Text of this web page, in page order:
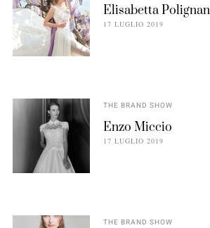
Elisabetta
17 LUGLIO 2019
THE BRAND SHOW
Enzo Miccio
17 LUGLIO 2019
THE BRAND SHOW